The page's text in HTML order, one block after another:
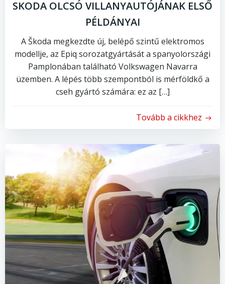
SKODA OLCSÓ VILLANYAUTÓJÁNAK ELSŐ
PÉLDÁNYAI
A Škoda megkezdte új, belépő szintű elektromos
modellje, az Epiq sorozatgyártását a spanyolországi
Pamplonában található Volkswagen Navarra
üzemben. A lépés több szempontból is mérföldkő a
cseh gyártó számára: ez az […]
Tovább a cikkhez